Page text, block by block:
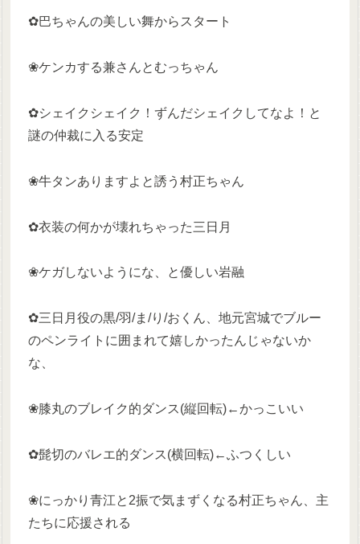
✿巴ちゃんの美しい舞からスタート
❀ケンカする兼さんとむっちゃん
✿シェイクシェイク！ずんだシェイクしてなよ！と
謎の仲裁に入る安定
❀牛タンありますよと誘う村正ちゃん
✿衣装の何かが壊れちゃった三日月
❀ケガしないようにな、と優しい岩融
✿三日月役の黒/羽/ま/り/おくん、地元宮城でブルー
のペンライトに囲まれて嬉しかったんじゃないか
な、
❀膝丸のブレイク的ダンス(縦回転)←かっこいい
✿髭切のバレエ的ダンス(横回転)←ふつくしい
❀にっかり青江と2振で気まずくなる村正ちゃん、主
たちに応援される